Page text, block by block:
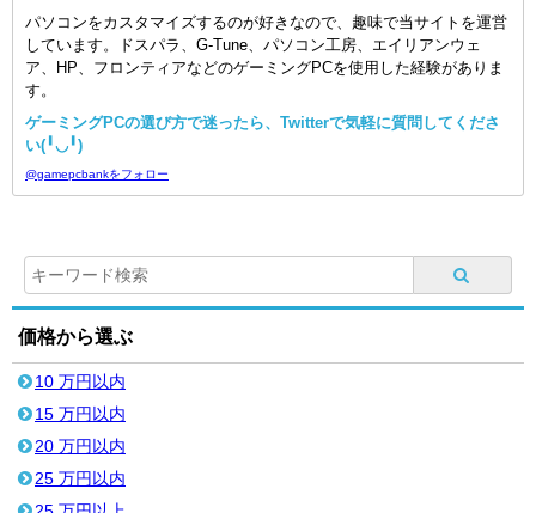
パソコンをカスタマイズするのが好きなので、趣味で当サイトを運営
しています。ドスパラ、G-Tune、パソコン工房、エイリアンウェ
ア、HP、フロンティアなどのゲーミングPCを使用した経験がありま
す。
ゲーミングPCの選び方で迷ったら、Twitterで気軽に質問してくださ
い(╹◡╹)
@gamepcbankをフォロー
価格から選ぶ
10 万円以内
15 万円以内
20 万円以内
25 万円以内